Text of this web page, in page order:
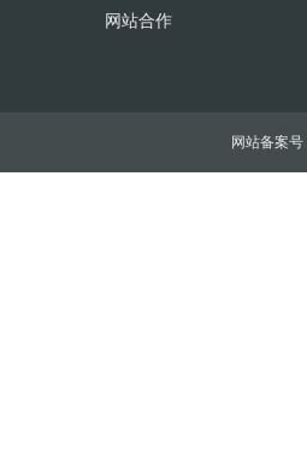
网站合作
网站备案号